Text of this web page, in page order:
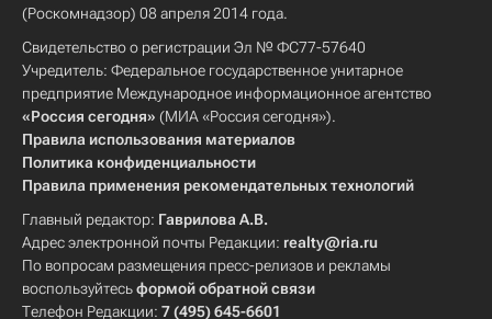
(Роскомнадзор) 08 апреля 2014 года.
Свидетельство о регистрации Эл № ФС77-57640
Учредитель: Федеральное государственное унитарное
предприятие Международное информационное агентство
«Россия сегодня» (МИА «Россия сегодня»).
Правила использования материалов
Политика конфиденциальности
Правила применения рекомендательных технологий
Главный редактор: Гаврилова А.В.
Адрес электронной почты Редакции: realty@ria.ru
По вопросам размещения пресс-релизов и рекламы
воспользуйтесьформой обратной связи
Телефон Редакции: 7 (495) 645-6601